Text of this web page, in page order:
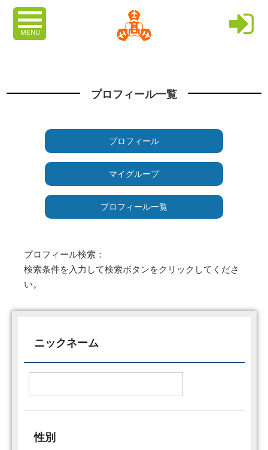
MENU
プロフィール一覧
プロフィール
マイグループ
プロフィール一覧
プロフィール検索：
検索条件を入力して検索ボタンをクリックしてくださ
い。
ニックネーム
性別